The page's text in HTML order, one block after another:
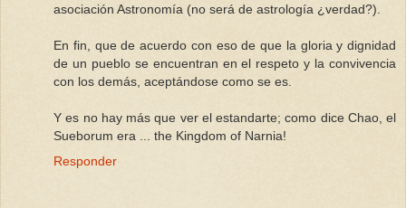
asociación Astronomía (no será de astrología ¿verdad?).
En fin, que de acuerdo con eso de que la gloria y dignidad
de un pueblo se encuentran en el respeto y la convivencia
con los demás, aceptándose como se es.
Y es no hay más que ver el estandarte; como dice Chao, el
Sueborum era ... the Kingdom of Narnia!
Responder